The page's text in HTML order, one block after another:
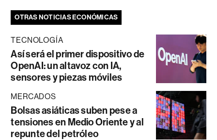
OTRAS NOTICIAS ECONÓMICAS
TECNOLOGÍA
Así será el primer dispositivo de
OpenAI: un altavoz con IA,
sensores y piezas móviles
MERCADOS
Bolsas asiáticas suben pese a
tensiones en Medio Oriente y al
repunte del petróleo